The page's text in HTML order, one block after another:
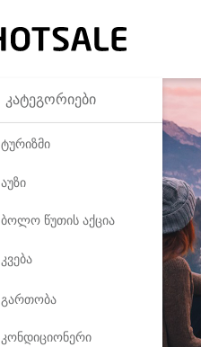
კატეგორიები
ტურიზმი
აუზი
ბოლო წუთის აქცია
კვება
გართობა
კონდიციონერი